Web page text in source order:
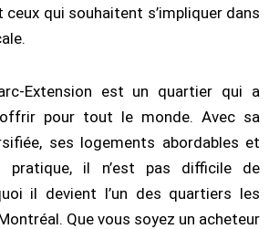
qui souhaitent s’impliquer dans
Extension est un quartier qui a
pour tout le monde. Avec sa
ses logements abordables et
pratique, il n’est pas difficile de
il devient l’un des quartiers les
Que vous soyez un acheteur